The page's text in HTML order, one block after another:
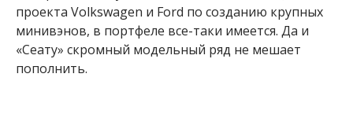
проекта Volkswagen и Ford по созданию крупных
минивэнов, в портфеле все-таки имеется. Да и
«Сеату» скромный модельный ряд не мешает
пополнить.